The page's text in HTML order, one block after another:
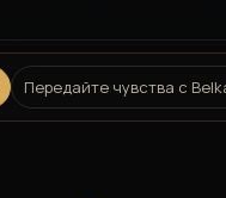
Передайте чувства с